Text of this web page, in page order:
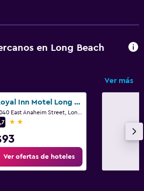
en Long Beach
Ver más
Royal Inn Motel Long Beach
2 estrellas
Ver ofertas de hoteles